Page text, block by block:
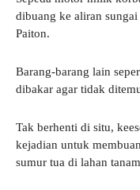
dibuang ke aliran
Paiton.
Barang-barang lain
dibakar agar tidak
Tak berhenti di situ,
kejadian untuk
sumur tua di lahan